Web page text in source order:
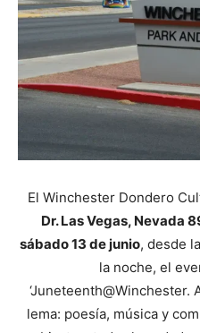
El Winchester Dondero
Dr. Las Vegas, Nevada
sábado 13 de junio, desde
la noche, el
‘Juneteenth@Winchester.
lema: poesía, música y